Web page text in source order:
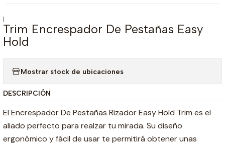
|
Trim Encrespador De Pestañas Easy
Hold
Mostrar stock de ubicaciones
DESCRIPCIÓN
El Encrespador De Pestañas Rizador Easy Hold Trim es el
aliado perfecto para realzar tu mirada. Su diseño
ergonómico y fácil de usar te permitirá obtener unas